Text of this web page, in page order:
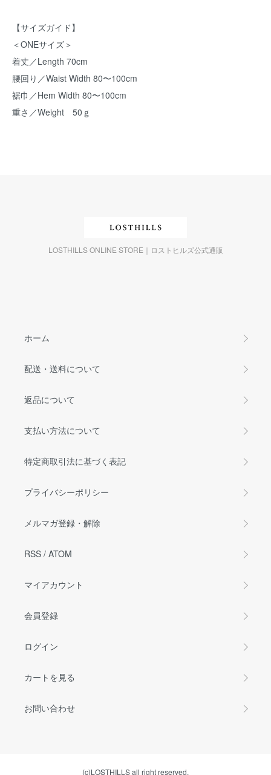
【サイズガイド】
＜ONEサイズ＞
着丈／Length 70cm
腰回り／Waist Width 80〜100cm
裾巾／Hem Width 80〜100cm
重さ／Weight 50ｇ
LOSTHILLS ONLINE STORE｜ロストヒルズ公式通販
ホーム
配送・送料について
返品について
支払い方法について
特定商取引法に基づく表記
プライバシーポリシー
メルマガ登録・解除
RSS / ATOM
マイアカウント
会員登録
ログイン
カートを見る
お問い合わせ
(c)LOSTHILLS all right reserved.